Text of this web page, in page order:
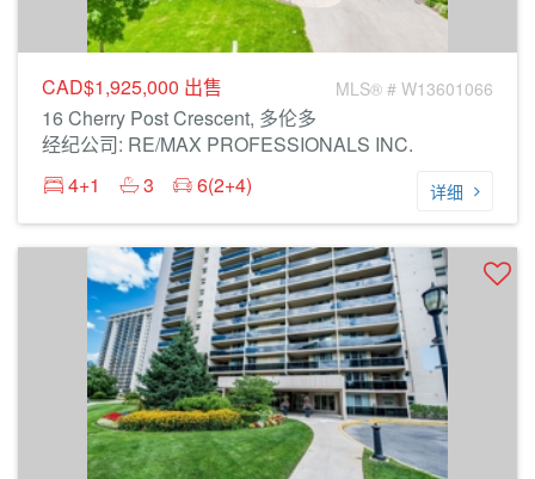
CAD$1,925,000 出售 MLS® # W13601066
16 Cherry Post Crescent, 多伦多
经纪公司: RE/MAX PROFESSIONALS INC.
4+1
3 6(2+4) 详细